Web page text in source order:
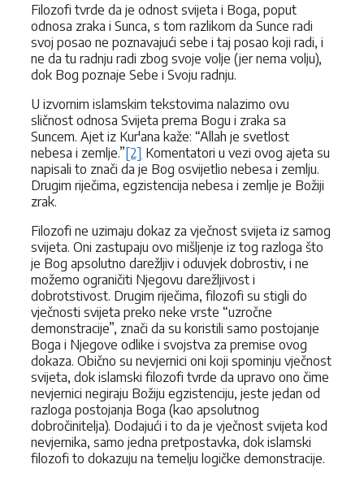
Filozofi tvrde da je odnost svijeta i Boga, poput
odnosa zraka i Sunca, s tom razlikom da Sunce radi
svoj posao ne poznavajući sebe i taj posao koji radi, i
ne da tu radnju radi zbog svoje volje (jer nema volju),
dok Bog poznaje Sebe i Svoju radnju.
U izvornim islamskim tekstovima nalazimo ovu
sličnost odnosa Svijeta prema Bogu i zraka sa
Suncem. Ajet iz Kur'ana kaže: “Allah je svetlost
nebesa i zemlje.”[2] Komentatori u vezi ovog ajeta su
napisali to znači da je Bog osvijetlio nebesa i zemlju.
Drugim riječima, egzistencija nebesa i zemlje je Božiji
zrak.
Filozofi ne uzimaju dokaz za vječnost svijeta iz samog
svijeta. Oni zastupaju ovo mišljenje iz tog razloga što
je Bog apsolutno darežljiv i oduvjek dobrostiv, i ne
možemo ograničiti Njegovu darežljivost i
dobrotstivost. Drugim riječima, filozofi su stigli do
vječnosti svijeta preko neke vrste “uzročne
demonstracije”, znači da su koristili samo postojanje
Boga i Njegove odlike i svojstva za premise ovog
dokaza. Obično su nevjernici oni koji spominju vječnost
svijeta, dok islamski filozofi tvrde da upravo ono čime
nevjernici negiraju Božiju egzistenciju, jeste jedan od
razloga postojanja Boga (kao apsolutnog
dobročinitelja). Dodajući i to da je vječnost svijeta kod
nevjernika, samo jedna pretpostavka, dok islamski
filozofi to dokazuju na temelju logičke demonstracije.